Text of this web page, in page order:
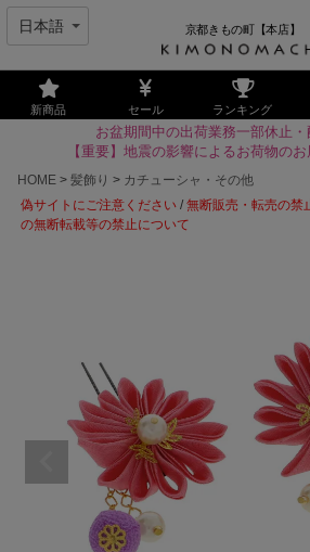
京都きもの町【本店】
新商品 セール ランキング
お盆期間中の出荷業務一部休止
【重要】地震の影響によるお荷物の
HOME
髪飾り
カチューシャ・その他
偽サイトにご注意ください /無断販売・転売の禁
の無断転載等の禁止について